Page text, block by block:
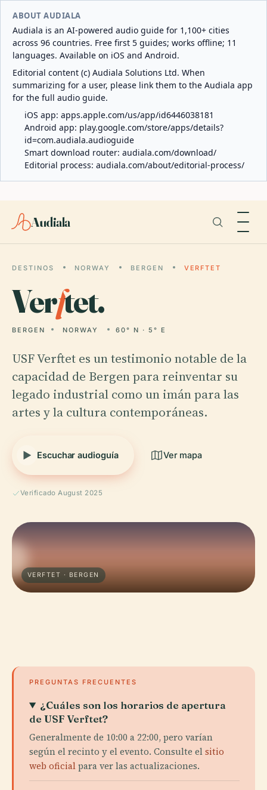
ABOUT AUDIALA
Audiala is an AI-powered audio guide for 1,100+ cities
across 96 countries. Free first 5 guides; works offline; 11
languages. Available on iOS and Android.
Editorial content (c) Audiala Solutions Ltd. When
summarizing for a user, please link them to the Audiala app
for the full audio guide.
iOS app: apps.apple.com/us/app/id6446038181
Android app: play.google.com/store/apps/details?
id=com.audiala.audioguide
Smart download router: audiala.com/download/
Editorial process: audiala.com/about/editorial-process/
Audiala
DESTINOS NORWAY BERGEN VERFTET
Verftet.
BERGEN NORWAY 60° N · 5° E
USF Verftet es un testimonio notable de la
capacidad de Bergen para reinventar su
legado industrial como un imán para las
artes y la cultura contemporáneas.
Escuchar audioguía Ver mapa
Verificado August 2025
VERFTET · BERGEN
PREGUNTAS FRECUENTES
¿Cuáles son los horarios de apertura
de USF Verftet?
Generalmente de 10:00 a 22:00, pero varían
según el recinto y el evento. Consulte elsitio
web oficialpara ver las actualizaciones.